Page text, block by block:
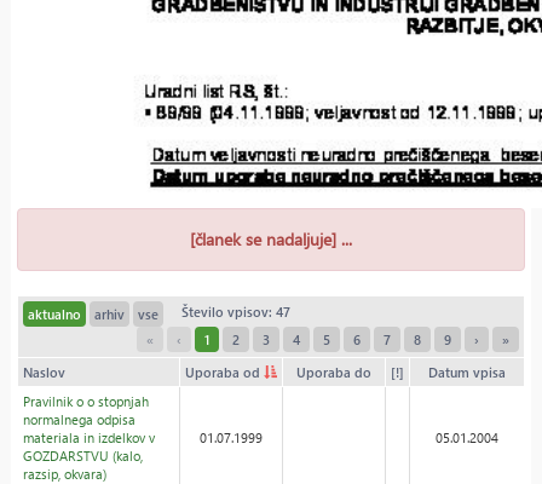
[članek se nadaljuje] ...
aktualno arhiv vse
Število vpisov: 47
«
‹ 1 2 3 4 5 6 7 8 9 › »
Naslov Uporaba od Uporaba do [!]
Datum vpisa
Pravilnik o o stopnjah
normalnega odpisa
materiala in izdelkov v
GOZDARSTVU (kalo,
razsip, okvara)
01.07.1999 05.01.2004